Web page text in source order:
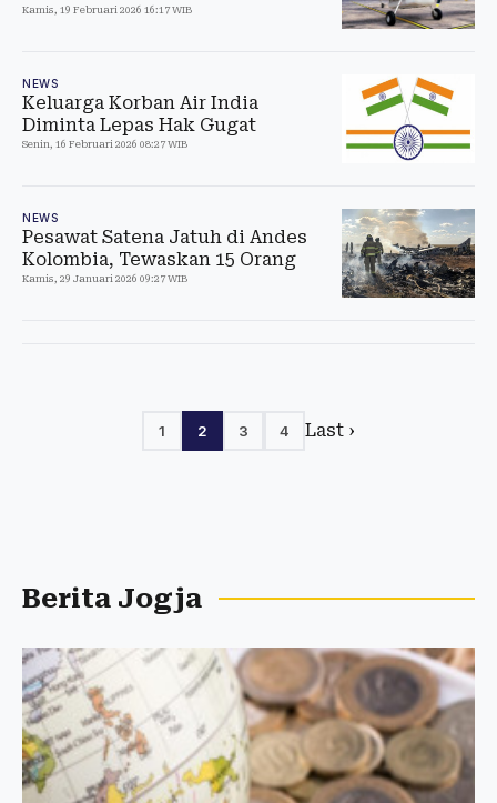
Kamis, 19 Februari 2026 16:17 WIB
NEWS
Keluarga Korban Air India
Diminta Lepas Hak Gugat
Senin, 16 Februari 2026 08:27 WIB
NEWS
Pesawat Satena Jatuh di Andes
Kolombia, Tewaskan 15 Orang
Kamis, 29 Januari 2026 09:27 WIB
1 2 3 4 Last ›
Berita Jogja